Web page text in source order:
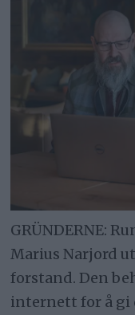
GRÜNDERNE:
Marius Narjord
forstand. Den
internett for å gi